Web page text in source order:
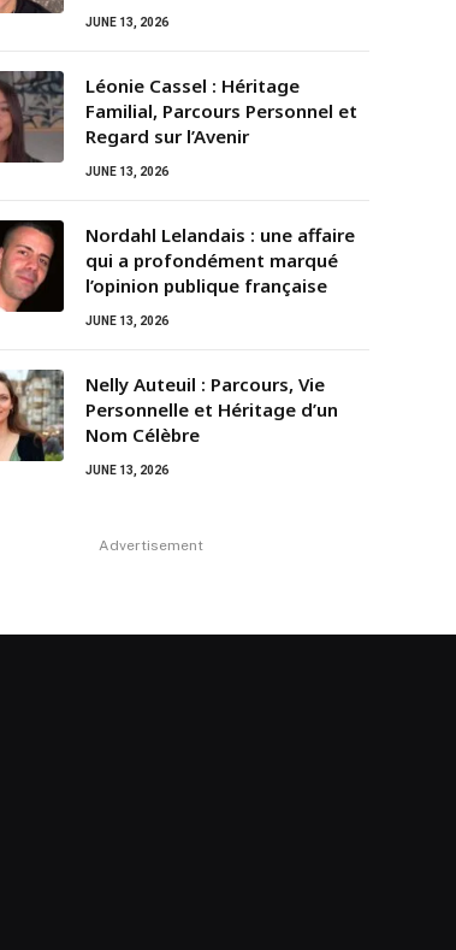
JUNE 13, 2026
Léonie Cassel : Héritage
Familial, Parcours Personnel et
Regard sur l’Avenir
JUNE 13, 2026
Nordahl Lelandais : une affaire
qui a profondément marqué
l’opinion publique française
JUNE 13, 2026
Nelly Auteuil : Parcours, Vie
Personnelle et Héritage d’un
Nom Célèbre
JUNE 13, 2026
Advertisement